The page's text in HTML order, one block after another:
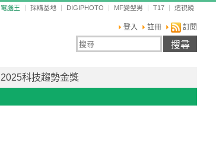
電腦王 採購基地 DIGIPHOTO MF變型男 T17 透視鏡
登入 註冊 訂閱
2025科技趨勢金獎